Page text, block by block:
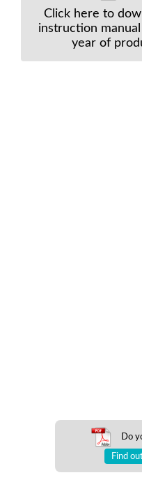
Click here to
instruction
year of
Do
Find